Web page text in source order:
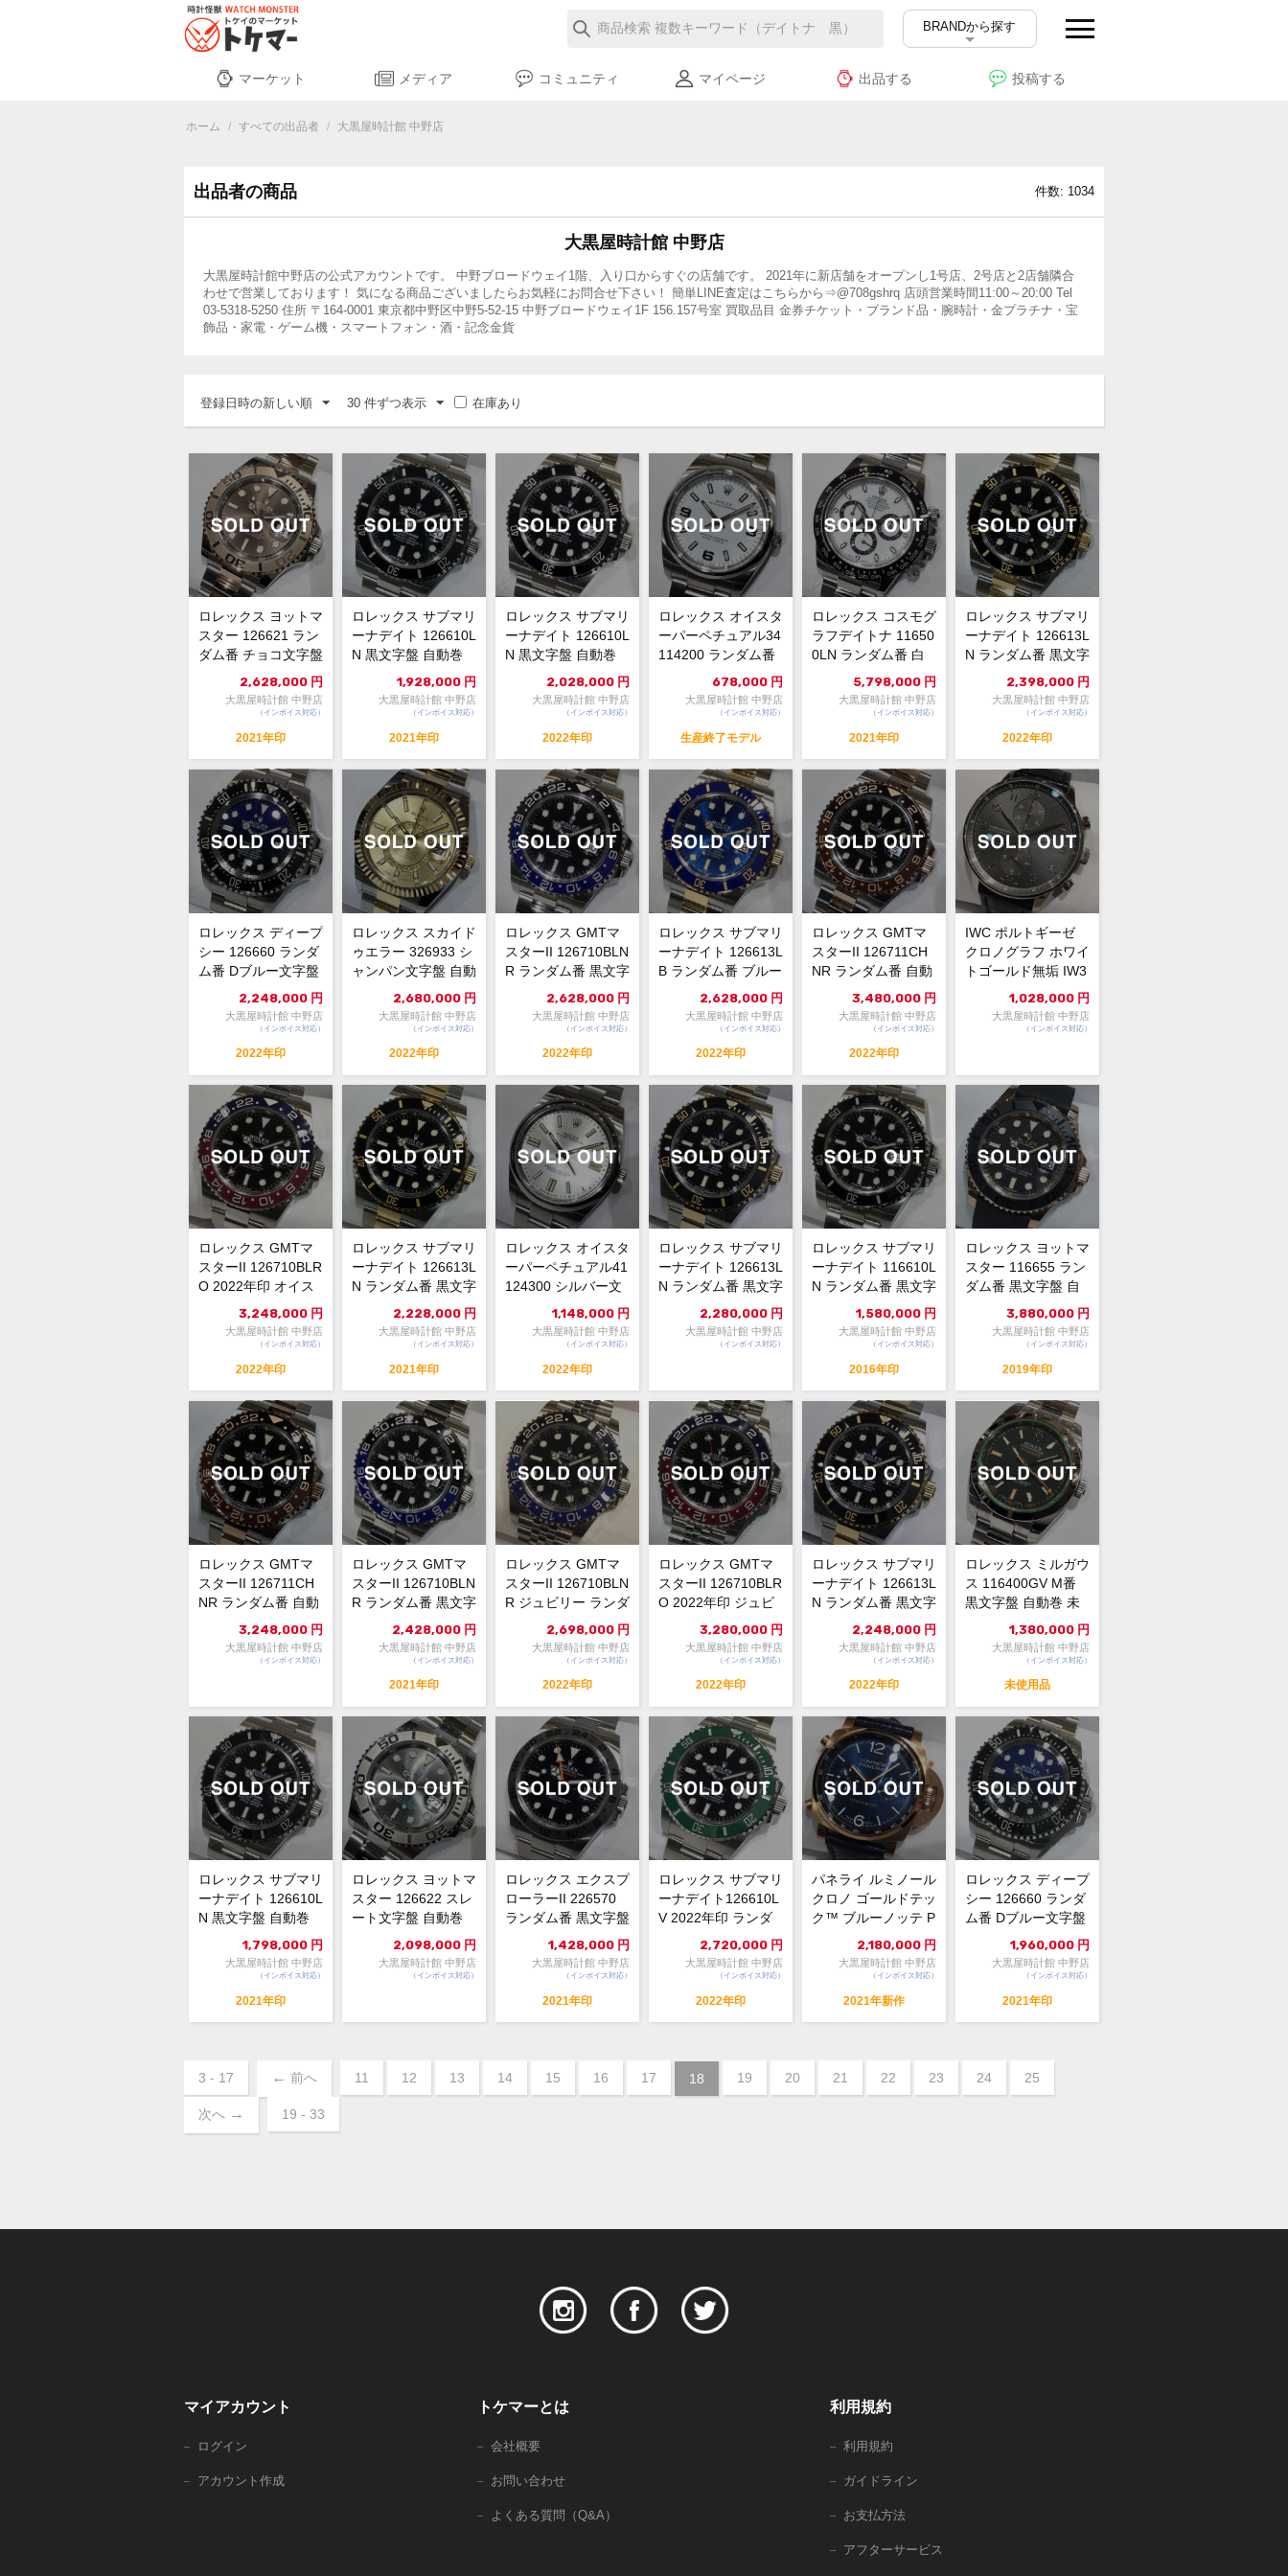
BRANDから探す
マーケット メディア コミュニティ マイページ 出品する 投稿する
ホーム / すべての出品者 / 大黒屋時計館 中野店
出品者の商品 件数: 1034
大黒屋時計館 中野店
大黒屋時計館中野店の公式アカウントです。 中野ブロードウェイ1階、入り口からすぐの店舗です。 2021年に新店舗をオープンし1号店、2号店と2店舗隣合
わせで営業しております！ 気になる商品ございましたらお気軽にお問合せ下さい！ 簡単LINE査定はこちらから⇒@708gshrq 店頭営業時間11:00～20:00 Tel
03-5318-5250 住所 〒164-0001 東京都中野区中野5-52-15 中野ブロードウェイ1F 156.157号室 買取品目 金券チケット・ブランド品・腕時計・金プラチナ・宝
飾品・家電・ゲーム機・スマートフォン・酒・記念金貨
登録日時の新しい順 30 件ずつ表示 在庫あり
ロレックス ヨットマ
スター 126621 ラン
ダム番 チョコ文字盤
自動巻 極美品...
2,628,000 円
大黒屋時計館 中野店
（インボイス対応）
2021年印
ロレックス サブマリ
ーナデイト 126610L
N 黒文字盤 自動巻
中古AB 10...
1,928,000 円
大黒屋時計館 中野店
（インボイス対応）
2021年印
ロレックス サブマリ
ーナデイト 126610L
N 黒文字盤 自動巻
極美品 109...
2,028,000 円
大黒屋時計館 中野店
（インボイス対応）
2022年印
ロレックス オイスタ
ーパーペチュアル34
114200 ランダム番
白文字盤 中古...
678,000 円
大黒屋時計館 中野店
（インボイス対応）
生産終了モデル
ロレックス コスモグ
ラフデイトナ 11650
0LN ランダム番 白
文字盤 未使用品...
5,798,000 円
大黒屋時計館 中野店
（インボイス対応）
2021年印
ロレックス サブマリ
ーナデイト 126613L
N ランダム番 黒文字
盤 自動巻 中...
2,398,000 円
大黒屋時計館 中野店
（インボイス対応）
2022年印
ロレックス ディープ
シー 126660 ランダ
ム番 Dブルー文字盤
2,248,000 円
大黒屋時計館 中野店
（インボイス対応）
2022年印
ロレックス スカイド
ゥエラー 326933 シ
ャンパン文字盤 自動
2,680,000 円
大黒屋時計館 中野店
（インボイス対応）
2022年印
ロレックス GMTマ
スターII 126710BLN
R ランダム番 黒文字
2,628,000 円
大黒屋時計館 中野店
（インボイス対応）
2022年印
ロレックス サブマリ
ーナデイト 126613L
B ランダム番 ブルー
2,628,000 円
大黒屋時計館 中野店
（インボイス対応）
2022年印
ロレックス GMTマ
スターII 126711CH
NR ランダム番 自動
3,480,000 円
大黒屋時計館 中野店
（インボイス対応）
2022年印
IWC ポルトギーゼ
クロノグラフ ホワイ
トゴールド無垢 IW3
1,028,000 円
大黒屋時計館 中野店
（インボイス対応）
ロレックス GMTマ
スターII 126710BLR
O 2022年印 オイス
3,248,000 円
大黒屋時計館 中野店
（インボイス対応）
2022年印
ロレックス サブマリ
ーナデイト 126613L
N ランダム番 黒文字
2,228,000 円
大黒屋時計館 中野店
（インボイス対応）
2021年印
ロレックス オイスタ
ーパーペチュアル41
124300 シルバー文
1,148,000 円
大黒屋時計館 中野店
（インボイス対応）
2022年印
ロレックス サブマリ
ーナデイト 126613L
N ランダム番 黒文字
2,280,000 円
大黒屋時計館 中野店
（インボイス対応）
ロレックス サブマリ
ーナデイト 116610L
N ランダム番 黒文字
1,580,000 円
大黒屋時計館 中野店
（インボイス対応）
2016年印
ロレックス ヨットマ
スター 116655 ラン
ダム番 黒文字盤 自
3,880,000 円
大黒屋時計館 中野店
（インボイス対応）
2019年印
ロレックス GMTマ
スターII 126711CH
NR ランダム番 自動
3,248,000 円
大黒屋時計館 中野店
（インボイス対応）
ロレックス GMTマ
スターII 126710BLN
R ランダム番 黒文字
2,428,000 円
大黒屋時計館 中野店
（インボイス対応）
2021年印
ロレックス GMTマ
スターII 126710BLN
R ジュビリー ランダ
2,698,000 円
大黒屋時計館 中野店
（インボイス対応）
2022年印
ロレックス GMTマ
スターII 126710BLR
O 2022年印 ジュビ
3,280,000 円
大黒屋時計館 中野店
（インボイス対応）
2022年印
ロレックス サブマリ
ーナデイト 126613L
N ランダム番 黒文字
2,248,000 円
大黒屋時計館 中野店
（インボイス対応）
2022年印
ロレックス ミルガウ
ス 116400GV M番
黒文字盤 自動巻 未
1,380,000 円
大黒屋時計館 中野店
（インボイス対応）
未使用品
ロレックス サブマリ
ーナデイト 126610L
N 黒文字盤 自動巻
1,798,000 円
大黒屋時計館 中野店
（インボイス対応）
2021年印
ロレックス ヨットマ
スター 126622 スレ
ート文字盤 自動巻
2,098,000 円
大黒屋時計館 中野店
（インボイス対応）
ロレックス エクスプ
ローラーII 226570
ランダム番 黒文字盤
1,428,000 円
大黒屋時計館 中野店
（インボイス対応）
2021年印
ロレックス サブマリ
ーナデイト126610L
V 2022年印 ランダ
2,720,000 円
大黒屋時計館 中野店
（インボイス対応）
2022年印
パネライ ルミノール
クロノ ゴールドテッ
ク™ ブルーノッテ P
2,180,000 円
大黒屋時計館 中野店
（インボイス対応）
2021年新作
ロレックス ディープ
シー 126660 ランダ
ム番 Dブルー文字盤
1,960,000 円
大黒屋時計館 中野店
（インボイス対応）
2021年印
3 - 17 ← 前へ 11 12 13 14 15 16 17 18 19 20 21 22 23 24 25
次へ → 19 - 33
マイアカウント
ログイン
アカウント作成
トケマーとは
会社概要
お問い合わせ
よくある質問（Q&A）
利用規約
利用規約
ガイドライン
お支払方法
アフターサービス